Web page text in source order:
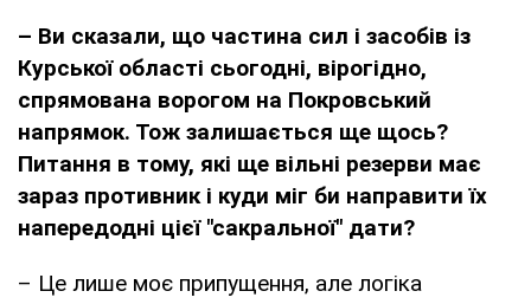
– Ви сказали, що частина сил і засобів із
Курської області сьогодні, вірогідно,
спрямована ворогом на Покровський
напрямок. Тож залишається ще щось?
Питання в тому, які ще вільні резерви має
зараз противник і куди міг би направити їх
напередодні цієї "сакральної" дати?
– Це лише моє припущення, але логіка